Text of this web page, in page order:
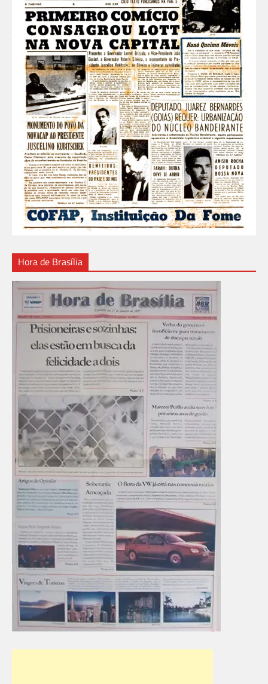
Hora de Brasília